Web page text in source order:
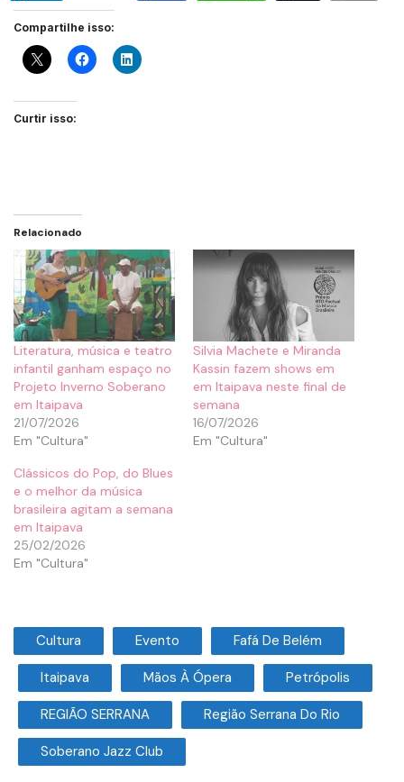
Compartilhe isso:
Curtir isso:
Relacionado
Literatura, música e teatro
infantil ganham espaço no
Projeto Inverno Soberano
em Itaipava
21/07/2026
Em "Cultura"
Silvia Machete e Miranda
Kassin fazem shows em
em Itaipava neste final de
semana
16/07/2026
Em "Cultura"
Clássicos do Pop, do Blues
e o melhor da música
brasileira agitam a semana
em Itaipava
25/02/2026
Em "Cultura"
Cultura Evento Fafá De Belém
Itaipava Mãos À Ópera Petrópolis
REGIÃO SERRANA Região Serrana Do Rio
Soberano Jazz Club